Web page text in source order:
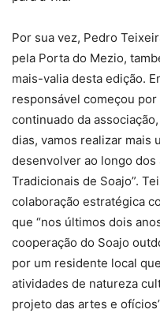
Por sua vez, Pedro
pela Porta do Mezio,
mais-valia desta edição.
responsável começou
continuado da
dias, vamos realizar mais
desenvolver ao longo dos
Tradicionais de Soajo”.
colaboração estratégica
que “nos últimos dois
cooperação do Soajo
por um residente local
atividades de natureza
projeto das artes e